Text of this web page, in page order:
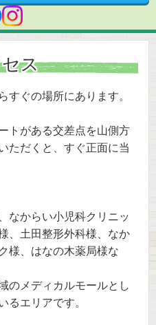
ス
すぐの場所にあります。
トがある交差点を山側方
ただくと、すぐ正面に当
なからい小児科クリニッ
、土田整形外科様、なか
様、はなの木薬局様な
のメディカルモールとし
るエリアです。